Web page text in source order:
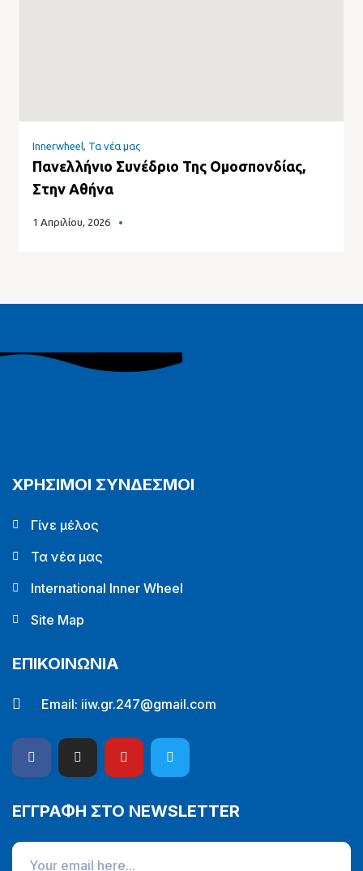
Innerwheel, Τα νέα μας
Πανελλήνιο Συνέδριο Της Ομοσπονδίας,
Στην Αθήνα
1 Απριλίου, 2026
ΧΡΗΣΙΜΟΙ ΣΥΝΔΕΣΜΟΙ
Γίνε μέλος
Τα νέα μας
International Inner Wheel
Site Map
ΕΠΙΚΟΙΝΩΝΙΑ
Email: iiw.gr.247@gmail.com
ΕΓΓΡΑΦΗ ΣΤΟ NEWSLETTER